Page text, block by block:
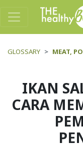
GLOSSARY MEAT,
IKAN
CARA